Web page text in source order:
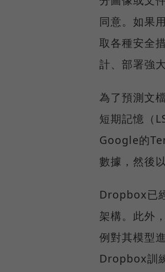
同意。如果
取各種安全
計、部署強
為了預測文
短期記憶（
Google的
數據，然後
Dropbox已
架構。此外
例對其模型
Dropbox訓